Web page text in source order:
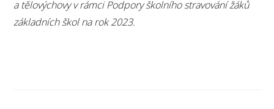
a tělovýchovy v rámci Podpory školního stravování žáků
základních škol na rok 2023.